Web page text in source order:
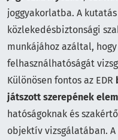
joggyakorlatba. A
közlekedésbiztonsági
munkájához azáltal,
felhasználhatóságát
Különösen fontos az EDR
játszott szerepének
hatóságoknak és
objektív vizsgálatában.